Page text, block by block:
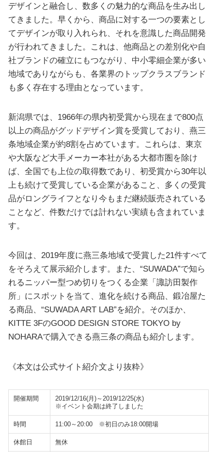
デザインと融合し、数多くの魅力的な商品を生み出し
てきました。早くから、商品に対する一つの要素とし
てデザインが取り入れられ、それを意識した商品開発
が行われてきました。これは、他商品との差別化や自
社ブランドの確立にもつながり、中小零細企業が多い
地域でありながらも、各業界のトップクラスブランド
も多く存在する理由となっています。
新潟県では、1966年の県内初受賞から現在まで800点
以上の商品がグッドデザイン賞を受賞しており、燕三
条地域企業が約8割を占めています。これらは、東京
や大阪など大手メーカー本社がある大都市圏を除け
ば、全国でも上位の取得数であり、初受賞から30年以
上も続けて受賞している企業があること、多くの受賞
品がロングライフとなり今もまだ継続販売されている
ことなど、件数だけでは計れない実績も含まれていま
す。
今回は、2019年度に燕三条地域で受賞した21件すべて
をそろえて展示紹介します。また、“SUWADA”で知ら
れるニッパー型つめ切りをつくる企業「諏訪田製作
所」にスポットを当て、進化を続ける商品、鍛冶屋た
る商品、“SUWADA ART LAB”を紹介。そのほか、
KITTE 3FのGOOD DESIGN STORE TOKYO by
NOHARAで購入できる燕三条の商品も紹介します。
《本文は公式サイト紹介文より抜粋》
開催期間
2019/12/16(月)～2019/12/25(水)
※イベント会期は終了しました
時間 11:00～20:00 ※初日のみ18:00開場
休館日 無休